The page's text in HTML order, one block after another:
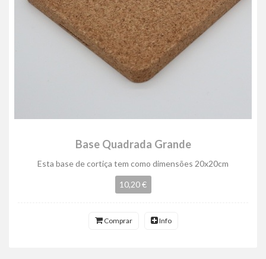
Base Quadrada Grande
Esta base de cortiça tem como dimensões 20x20cm
10,20 €
Comprar Info